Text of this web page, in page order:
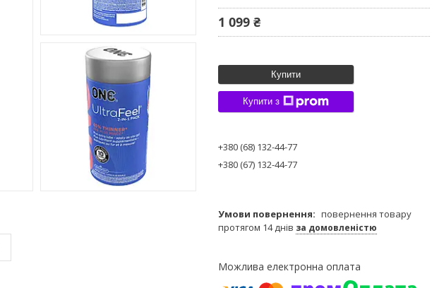
1 099 ₴
Купити
Купити з
+380 (68) 132-44-77
+380 (67) 132-44-77
повернення товару
протягом 14 днів за домовленістю